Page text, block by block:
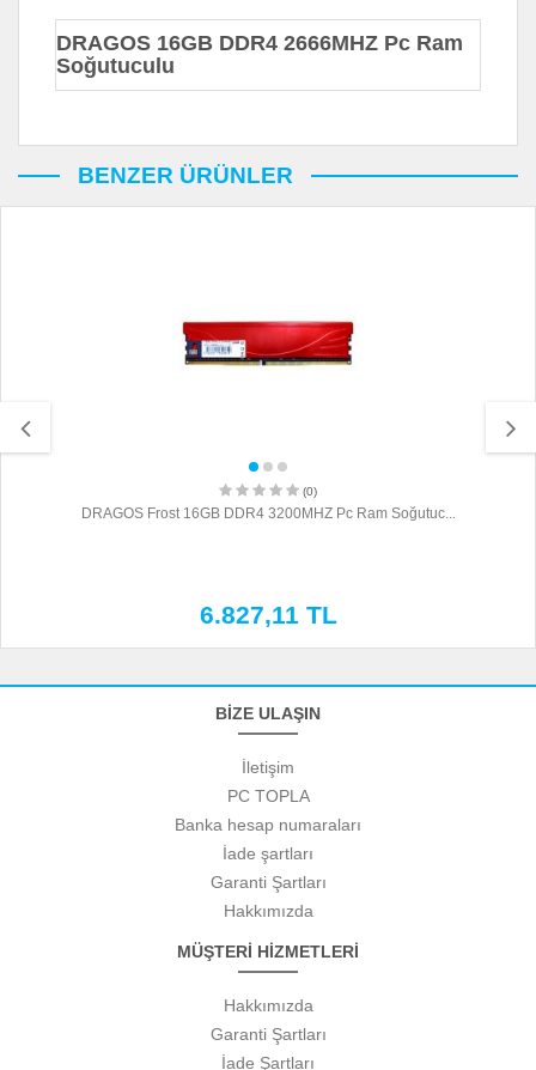
DRAGOS 16GB DDR4 2666MHZ Pc Ram
Soğutuculu
BENZER ÜRÜNLER
(0)
DRAGOS Frost 16GB DDR4 3200MHZ Pc Ram Soğutuc...
6.827,11 TL
BİZE ULAŞIN
İletişim
PC TOPLA
Banka hesap numaraları
İade şartları
Garanti Şartları
Hakkımızda
MÜŞTERİ HİZMETLERİ
Hakkımızda
Garanti Şartları
İade Şartları